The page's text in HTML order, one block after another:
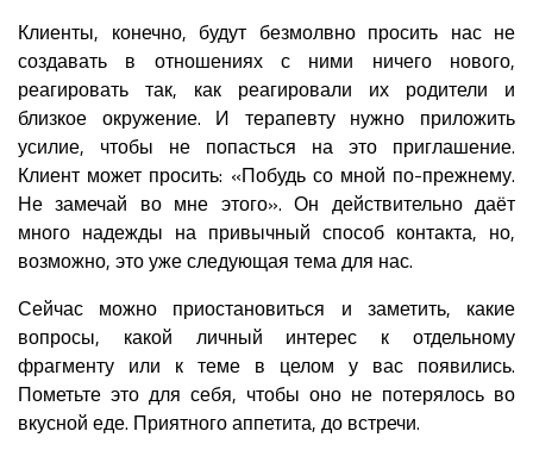
Клиенты, конечно, будут безмолвно просить нас не
создавать в отношениях с ними ничего нового,
реагировать так, как реагировали их родители и
близкое окружение. И терапевту нужно приложить
усилие, чтобы не попасться на это приглашение.
Клиент может просить: «Побудь со мной по-прежнему.
Не замечай во мне этого». Он действительно даёт
много надежды на привычный способ контакта, но,
возможно, это уже следующая тема для нас.
Сейчас можно приостановиться и заметить, какие
вопросы, какой личный интерес к отдельному
фрагменту или к теме в целом у вас появились.
Пометьте это для себя, чтобы оно не потерялось во
вкусной еде. Приятного аппетита, до встречи.